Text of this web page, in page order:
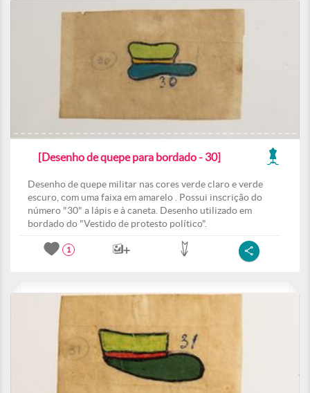
[Desenho de quepe para bordado - 30]
Desenho de quepe militar nas cores verde claro e verde
escuro, com uma faixa em amarelo . Possui inscrição do
número "30" a lápis e à caneta. Desenho utilizado em
bordado do "Vestido de protesto político".
1